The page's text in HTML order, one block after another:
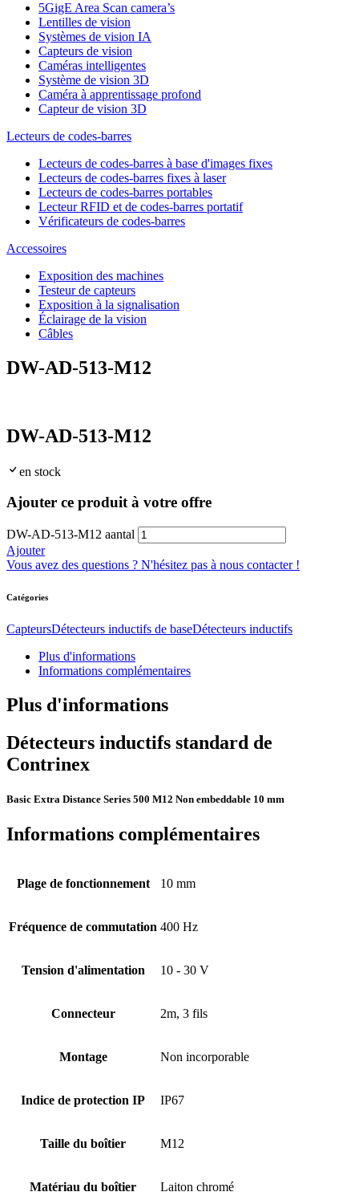
5GigE Area Scan camera’s
Lentilles de vision
Systèmes de vision IA
Capteurs de vision
Caméras intelligentes
Système de vision 3D
Caméra à apprentissage profond
Capteur de vision 3D
Lecteurs de codes-barres
Lecteurs de codes-barres à base d'images fixes
Lecteurs de codes-barres fixes à laser
Lecteurs de codes-barres portables
Lecteur RFID et de codes-barres portatif
Vérificateurs de codes-barres
Accessoires
Exposition des machines
Testeur de capteurs
Exposition à la signalisation
Éclairage de la vision
Câbles
DW-AD-513-M12
DW-AD-513-M12
en stock
Ajouter ce produit à votre offre
DW-AD-513-M12 aantal
Ajouter
Vous avez des questions ? N'hésitez pas à nous contacter !
Catégories
CapteursDétecteurs inductifs de baseDétecteurs inductifs
Plus d'informations
Informations complémentaires
Plus d'informations
Détecteurs inductifs standard de
Contrinex
Basic Extra Distance Series 500 M12 Non embeddable 10 mm
Informations complémentaires
Plage de fonctionnement 10 mm
Fréquence de commutation 400 Hz
Tension d'alimentation 10 - 30 V
Connecteur 2m, 3 fils
Montage Non incorporable
Indice de protection IP IP67
Taille du boîtier M12
Matériau du boîtier Laiton chromé